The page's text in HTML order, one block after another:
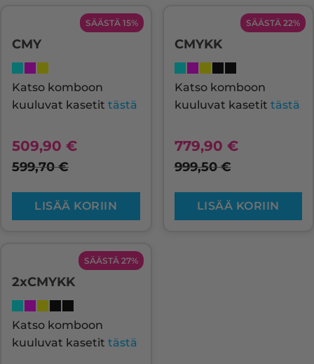
SÄÄSTÄ 15%
CMY
Katso komboon
kuuluvat kasetit tästä
509,90 €
599,70€
LISÄÄ KORIIN
SÄÄSTÄ 22%
CMYKK
Katso komboon
kuuluvat kasetit tästä
779,90 €
999,50€
LISÄÄ KORIIN
SÄÄSTÄ 27%
2xCMYKK
Katso komboon
kuuluvat kasetit tästä